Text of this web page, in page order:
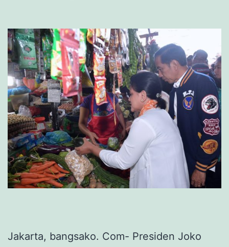
Jakarta, bangsako. Com- Presiden Joko